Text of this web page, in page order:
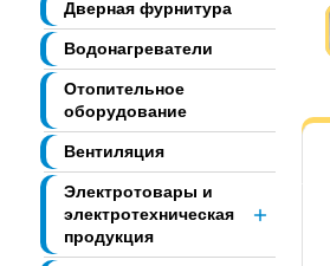
Дверная фурнитура
Водонагреватели
Отопительное
оборудование
Вентиляция
Электротовары и
электротехническая
продукция